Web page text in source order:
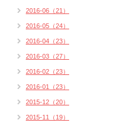
2016-06（21）
2016-05（24）
2016-04（23）
2016-03（27）
2016-02（23）
2016-01（23）
2015-12（20）
2015-11（19）